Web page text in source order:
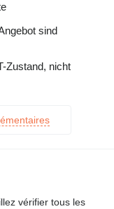
sind
Zustand, nicht
vérifier tous les